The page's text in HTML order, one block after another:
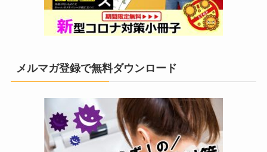
メルマガ登録で無料ダウンロード